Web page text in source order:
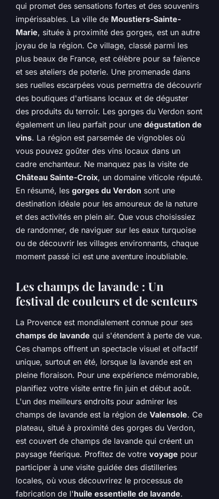
qui promet des sensations fortes et des souvenirs
impérissables. La ville de Moustiers-Sainte-
Marie, située à proximité des gorges, est un autre
joyau de la région. Ce village, classé parmi les
plus beaux de France, est célèbre pour sa faïence
et ses ateliers de poterie. Une promenade dans
ses ruelles escarpées vous permettra de découvrir
des boutiques d'artisans locaux et de déguster
des produits du terroir. Les gorges du Verdon sont
également un lieu parfait pour une dégustation de
vins. La région est parsemée de vignobles où
vous pouvez goûter des vins locaux dans un
cadre enchanteur. Ne manquez pas la visite de
Château Sainte-Croix, un domaine viticole réputé.
En résumé, les gorges du Verdon sont une
destination idéale pour les amoureux de la nature
et des activités en plein air. Que vous choisissiez
de randonner, de naviguer sur les eaux turquoise
ou de découvrir les villages environnants, chaque
moment passé ici est une aventure inoubliable.
Les champs de lavande : Un
festival de couleurs et de senteurs
La Provence est mondialement connue pour ses
champs de lavande qui s'étendent à perte de vue.
Ces champs offrent un spectacle visuel et olfactif
unique, surtout en été, lorsque la lavande est en
pleine floraison. Pour une expérience mémorable,
planifiez votre visite entre fin juin et début août.
L'un des meilleurs endroits pour admirer les
champs de lavande est la région de Valensole. Ce
plateau, situé à proximité des gorges du Verdon,
est couvert de champs de lavande qui créent un
paysage féerique. Profitez de votre voyage pour
participer à une visite guidée des distilleries
locales, où vous découvrirez le processus de
fabrication de l'huile essentielle de lavande.